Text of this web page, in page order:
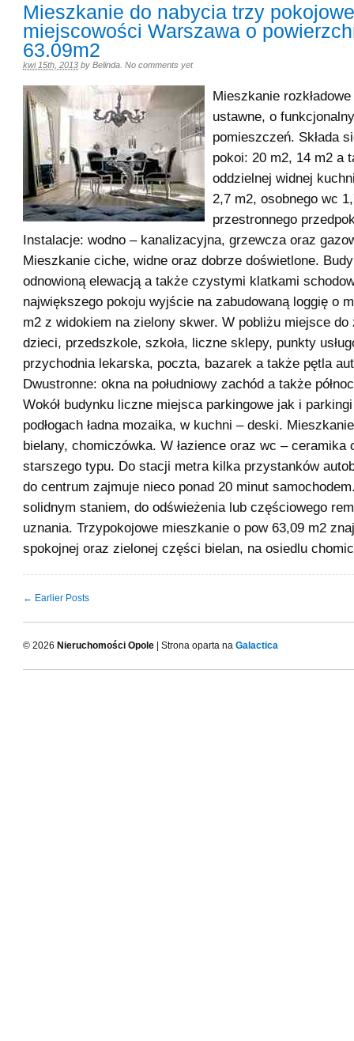
Mieszkanie do nabycia trzy
miejscowości Warszawa o
63.09m2
kwi 15th, 2013 by Belinda No comments yet
Mieszkanie
ustawne, o
pomieszczeń. Składa
pokoi: 20 m2, 14 m2 a
oddzielnej widnej
2,7 m2, osobnego wc
przestronnego
Instalacje: wodno – kanalizacyjna, grzewcza oraz
Mieszkanie ciche, widne oraz dobrze doświetlone.
odnowioną elewacją a także czystymi klatkami
największego pokoju wyjście na zabudowaną loggię o
m2 z widokiem na zielony skwer. W pobliżu miejsce do
dzieci, przedszkole, szkoła, liczne sklepy, punkty
przychodnia lekarska, poczta, bazarek a także pętla
Dwustronne: okna na południowy zachód a także
Wokół budynku liczne miejsca parkingowe jak i
podłogach ładna mozaika, w kuchni – deski.
bielany, chomiczówka. W łazience oraz wc – ceramika
starszego typu. Do stacji metra kilka przystanków
do centrum zajmuje nieco ponad 20 minut
solidnym staniem, do odświeżenia lub częściowego
uznania. Trzypokojowe mieszkanie o pow 63,09 m2
spokojnej oraz zielonej części bielan, na osiedlu
← Earlier Posts
© 2026 Nieruchomości Opole | Strona oparta na Galactica